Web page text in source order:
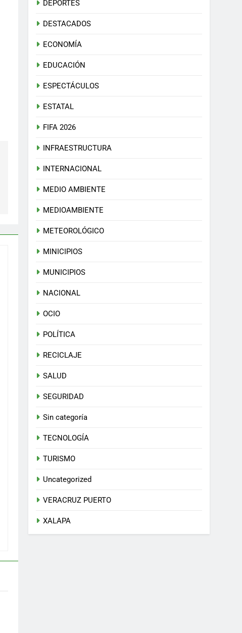
DEPORTES
DESTACADOS
ECONOMÍA
EDUCACIÓN
ESPECTÁCULOS
ESTATAL
FIFA 2026
INFRAESTRUCTURA
INTERNACIONAL
MEDIO AMBIENTE
MEDIOAMBIENTE
METEOROLÓGICO
MINICIPIOS
MUNICIPIOS
NACIONAL
OCIO
POLÍTICA
RECICLAJE
SALUD
SEGURIDAD
Sin categoría
TECNOLOGÍA
TURISMO
Uncategorized
VERACRUZ PUERTO
XALAPA